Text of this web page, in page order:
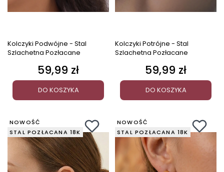
Kolczyki Podwójne - Stal
Szlachetna Pozłacane
Cena
59,99 zł
DO KOSZYKA
Kolczyki Potrójne - Stal
Szlachetna Pozłacane
Cena
59,99 zł
DO KOSZYKA
NOWOŚĆ
STAL POZŁACANA 18K
NOWOŚĆ
STAL POZŁACANA 18K